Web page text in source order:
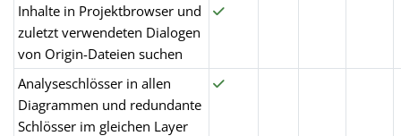
Inhalte in Projektbrowser und
zuletzt verwendeten Dialogen
von Origin-Dateien suchen
Analyseschlösser in allen
Diagrammen und redundante
Schlösser im gleichen Layer